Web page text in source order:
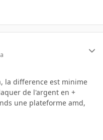
la difference est minime
de l'argent en +
une plateforme amd,